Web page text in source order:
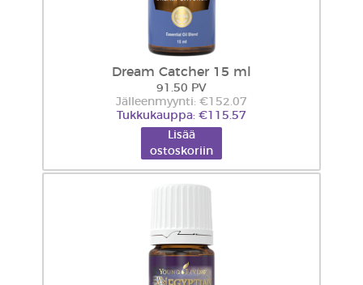
Dream Catcher 15 ml
91.50 PV
Jälleenmyynti: €152.07
Tukkukauppa: €115.57
Lisää
ostoskoriin